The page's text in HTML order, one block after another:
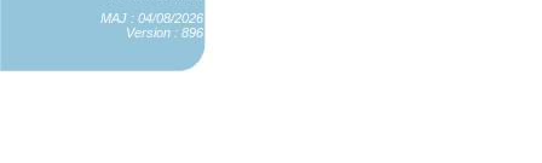
MAJ : 04/08/2026
Version : 896